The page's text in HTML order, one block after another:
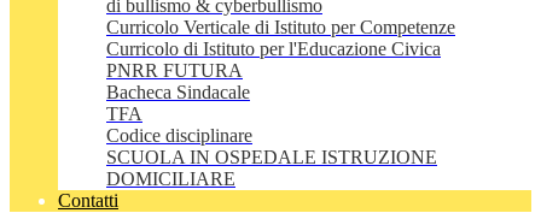
di bullismo & cyberbullismo
Curricolo Verticale di Istituto per Competenze
Curricolo di Istituto per l'Educazione Civica
PNRR FUTURA
Bacheca Sindacale
TFA
Codice disciplinare
SCUOLA IN OSPEDALE ISTRUZIONE
DOMICILIARE
Contatti